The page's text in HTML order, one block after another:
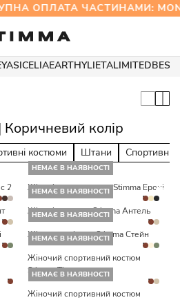
ОПЛАТА ЧАСТИНАМИ:
SICELIAEARTHYLIETALIMITED
колір
костюми Штани Спортивні
2
НЕМАЄ В НАЯВНОСТІ
Жіночі штани-саруел Stimma Ероні
НЕМАЄ В НАЯВНОСТІ
Жіночі джогери Stimma Антель
НЕМАЄ В НАЯВНОСТІ
Жіночий світшот Stimma Стейн
НЕМАЄ В НАЯВНОСТІ
Жіночий спортивний костюм
Stimma Тіно
НЕМАЄ В НАЯВНОСТІ
Жіночий спортивний костюм